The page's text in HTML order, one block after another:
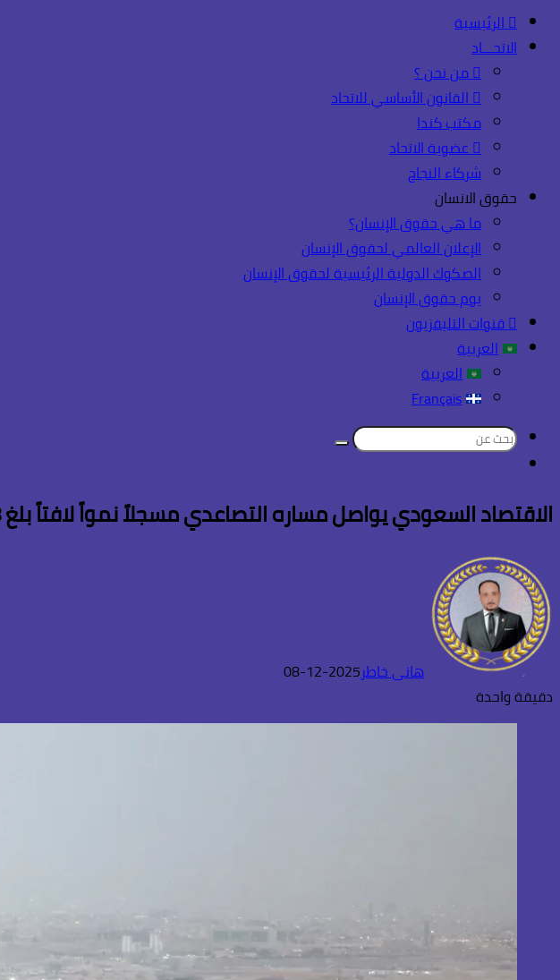
الرئيسية
الاتحـــاد
من نحن ؟
القانون الأساسي للاتحاد
مكتب كندا
عضوية الاتحاد
شركاء النجاح
حقوق الانسان
ما هي حقوق الإنسان؟
الإعلان العالمي لحقوق الإنسان
الصكوك الدولية الرئيسية لحقوق الإنسان
يوم حقوق الإنسان
قنوات التليفزيون
العربية
العربية
Français
بحث
الاقتصاد السعودي يواصل مساره التصاعدي مسجلاً نمواً لافتاً بلغ 4.8% في الربع الثالث
هانى خاطر2025-12-08
دقيقة واحدة